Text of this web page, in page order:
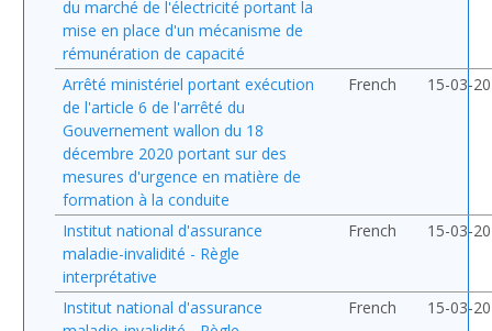
du marché de l'électricité portant la
mise en place d'un mécanisme de
rémunération de capacité
Arrêté ministériel portant exécution
de l'article 6 de l'arrêté du
Gouvernement wallon du 18
décembre 2020 portant sur des
mesures d'urgence en matière de
formation à la conduite
French 15-03-
Institut national d'assurance
maladie-invalidité - Règle
interprétative
French 15-03-
Institut national d'assurance
French 15-03-